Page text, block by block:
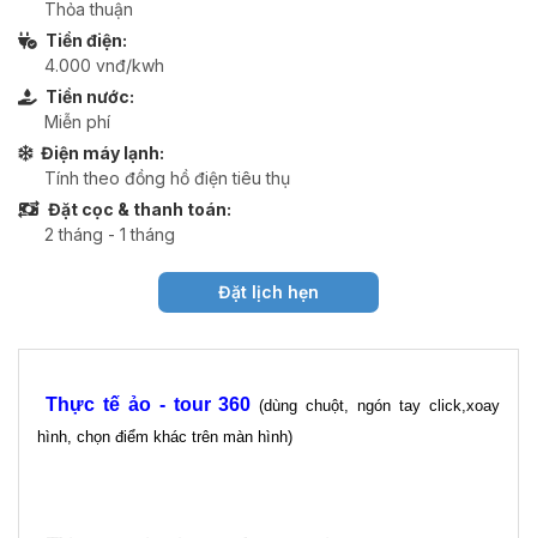
Thỏa thuận
Tiền điện:
4.000 vnđ/kwh
Tiền nước:
Miễn phí
Điện máy lạnh:
Tính theo đồng hồ điện tiêu thụ
Đặt cọc & thanh toán:
2 tháng - 1 tháng
Đặt lịch hẹn
Thực tế ảo - tour 360 (dùng chuột, ngón tay click,xoay
hình, chọn điểm khác trên màn hình)